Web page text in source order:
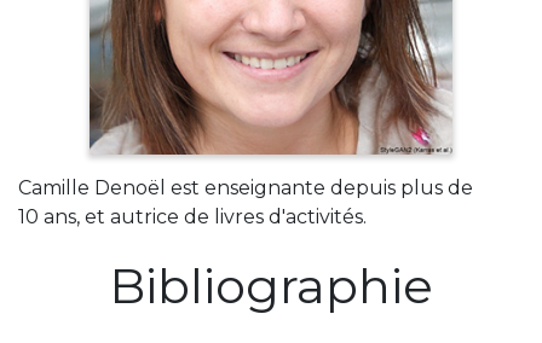
Camille Denoël est enseignante depuis plus de
10 ans, et autrice de livres d'activités.
Bibliographie